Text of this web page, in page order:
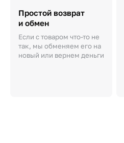
Простой возврат
и обмен
Если с товаром что-то не
так, мы обменяем его на
новый или вернем деньги